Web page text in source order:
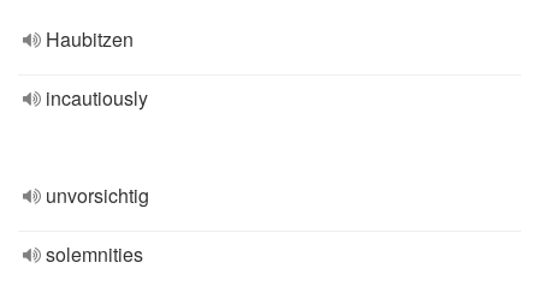
Haubitzen
incautiously
unvorsichtig
solemnities